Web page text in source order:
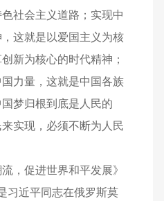
社会主义道路；实现中
这就是以爱国主义为核
新为核心的时代精神；
力量，这就是中国各族
梦归根到底是人民的
实现，必须不断为人民
，促进世界和平发展》
习近平同志在俄罗斯莫